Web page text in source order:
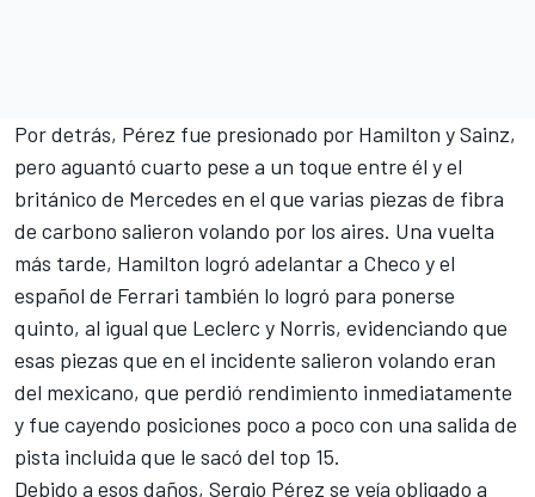
Por detrás, Pérez fue presionado por Hamilton y Sainz,
pero aguantó cuarto pese a un toque entre él y el
británico de Mercedes en el que varias piezas de fibra
de carbono salieron volando por los aires. Una vuelta
más tarde, Hamilton logró adelantar a Checo y el
español de Ferrari también lo logró para ponerse
quinto, al igual que Leclerc y Norris, evidenciando que
esas piezas que en el incidente salieron volando eran
del mexicano, que perdió rendimiento inmediatamente
y fue cayendo posiciones poco a poco con una salida de
pista incluida que le sacó del top 15.
Debido a esos daños, Sergio Pérez se veía obligado a